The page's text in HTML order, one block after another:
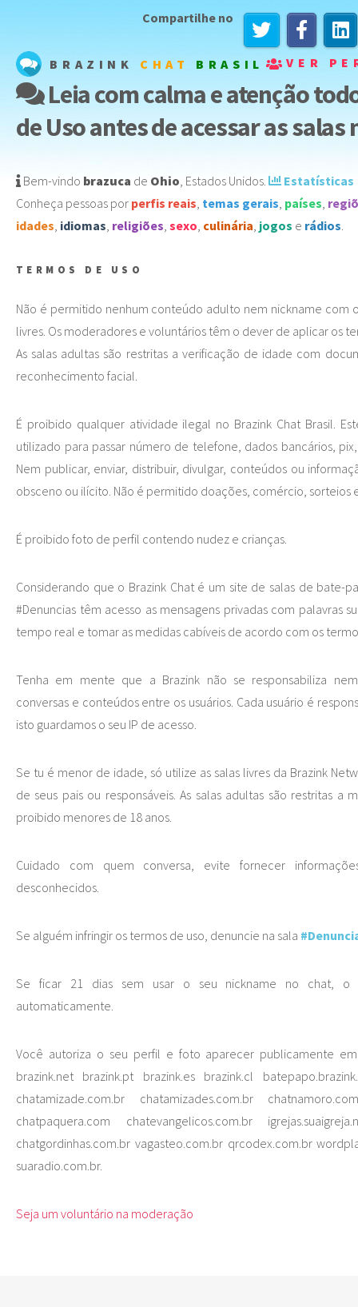
BRAZINK CHAT BRASIL VER
Compartilhe no
Leia com calma e atenção
de Uso antes de acessar as salas
Bem-vindo brazuca de Ohio Estados Unidos
Estatísticas
Conheça pessoas por perfis reais temas gerais países
idades idiomas religiões sexo culinária jogos e rádios
TERMOS DE USO
Não é permitido nenhum conteúdo adulto nem nickname com
livres. Os moderadores e voluntários têm o dever de aplicar os
As salas adultas são restritas a verificação de idade com
reconhecimento facial.
É proibido qualquer atividade ilegal no Brazink Chat Brasil.
utilizado para passar número de telefone, dados bancários,
Nem publicar, enviar, distribuir, divulgar, conteúdos ou
obsceno ou ilícito. Não é permitido doações, comércio, sorteios
É proibido foto de perfil contendo nudez e crianças.
Considerando que o Brazink Chat é um site de salas de bate-
#Denuncias têm acesso as mensagens privadas com palavras
tempo real e tomar as medidas cabíveis de acordo com os
Tenha em mente que a Brazink não se responsabiliza
conversas e conteúdos entre os usuários. Cada usuário é
isto guardamos o seu IP de acesso.
Se tu é menor de idade, só utilize as salas livres da Brazink
de seus pais ou responsáveis. As salas adultas são restritas a
proibido menores de 18 anos.
Cuidado com quem conversa, evite fornecer
desconhecidos.
Se alguém infringir os termos de uso, denuncie na sala
Se ficar 21 dias sem usar o seu nickname no chat, o
automaticamente.
Você autoriza o seu perfil e foto aparecer publicamente em
brazink.net brazink.pt brazink.es brazink.cl
chatamizade.com.br chatamizades.com.br
chatpaquera.com chatevangelicos.com.br
chatgordinhas.com.br vagasteo.com.br qrcodex.com.br
suaradio.com.br.
Seja um voluntário na moderação